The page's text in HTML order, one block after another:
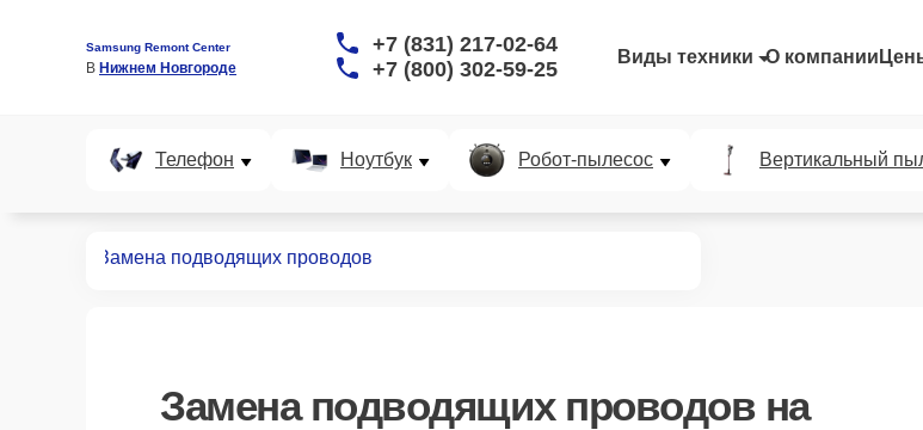
Samsung Remont Center
В Нижнем Новгороде
+7 (831) 217-02-64
+7 (800) 302-59-25
Виды техники О компании
Телефон Ноутбук Робот-пылесос Вертикальный
Замена подводящих проводов
Замена подводящих проводовна